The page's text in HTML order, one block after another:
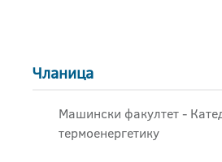
Чланица
Машински факултет -
термоенергетику